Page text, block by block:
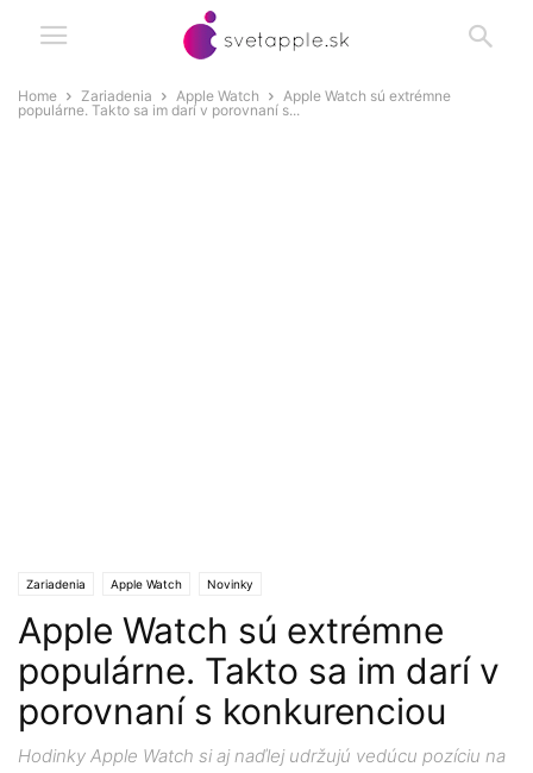
Home Zariadenia Apple Watch
Apple Watch sú extrémne
populárne. Takto sa im darí v porovnaní s...
Zariadenia Apple Watch Novinky
Apple Watch sú extrémne
populárne. Takto sa im darí v
porovnaní s konkurenciou
Hodinky Apple Watch si aj naďlej udržujú vedúcu pozíciu na